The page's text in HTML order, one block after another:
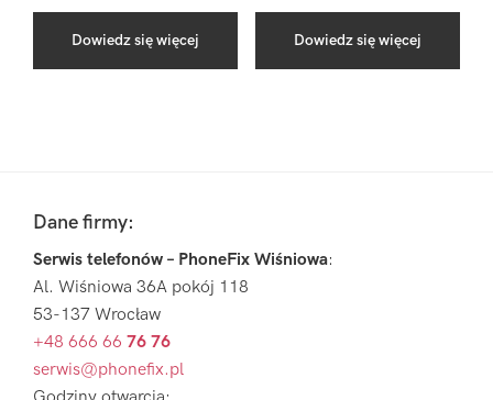
Dowiedz się więcej Dowiedz się więcej
Sidebar
FooterDane firmy:
Serwis telefonów – PhoneFix Wiśniowa:
Al. Wiśniowa 36A pokój 118
53-137 Wrocław
+48 666 66 76 76
serwis@phonefix.pl